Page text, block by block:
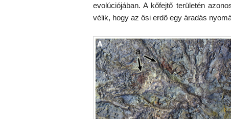
evolúciójában. A kőfejtő területén
vélik, hogy az ősi erdő egy áradás